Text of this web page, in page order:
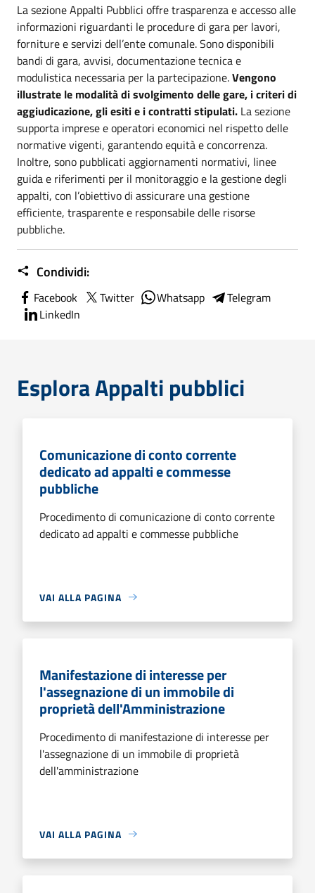
La sezione Appalti Pubblici offre trasparenza e accesso alle
informazioni riguardanti le procedure di gara per lavori,
forniture e servizi dell’ente comunale. Sono disponibili
bandi di gara, avvisi, documentazione tecnica e
modulistica necessaria per la partecipazione.Vengono
illustrate le modalità di svolgimento delle gare, i criteri di
aggiudicazione, gli esiti e i contratti stipulati. La sezione
supporta imprese e operatori economici nel rispetto delle
normative vigenti, garantendo equità e concorrenza.
Inoltre, sono pubblicati aggiornamenti normativi, linee
guida e riferimenti per il monitoraggio e la gestione degli
appalti, con l’obiettivo di assicurare una gestione
efficiente, trasparente e responsabile delle risorse
pubbliche.
Condividi:
Facebook Twitter Whatsapp
Telegram
LinkedIn
Esplora Appalti pubblici
Comunicazione di conto corrente
dedicato ad appalti e commesse
pubbliche
Procedimento di comunicazione di conto corrente
dedicato ad appalti e commesse pubbliche
VAI ALLA PAGINA
Manifestazione di interesse per
l'assegnazione di un immobile di
proprietà dell'Amministrazione
Procedimento di manifestazione di interesse per
l'assegnazione di un immobile di proprietà
dell'amministrazione
VAI ALLA PAGINA